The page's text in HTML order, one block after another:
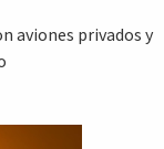
aviones privados y